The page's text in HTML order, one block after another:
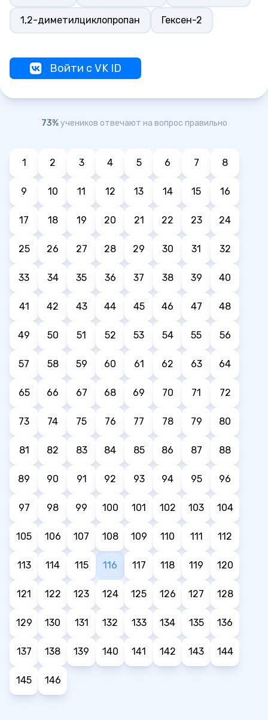
1,2-диметилциклопропан Гексен-2
Войти с VK ID
73%учеников отвечают на вопрос правильно
1 2 3 4 5 6 7 8
9 10 11 12 13 14 15 16
17 18 19 20 21 22 23 24
25 26 27 28 29 30 31 32
33 34 35 36 37 38 39 40
41 42 43 44 45 46 47 48
49 50 51 52 53 54 55 56
57 58 59 60 61 62 63 64
65 66 67 68 69 70 71 72
73 74 75 76 77 78 79 80
81 82 83 84 85 86 87 88
89 90 91 92 93 94 95 96
97 98 99 100 101 102 103 104
105 106 107 108 109 110 111 112
113 114 115 116 117 118 119 120
121 122 123 124 125 126 127 128
129 130 131 132 133 134 135 136
137 138 139 140 141 142 143 144
145 146